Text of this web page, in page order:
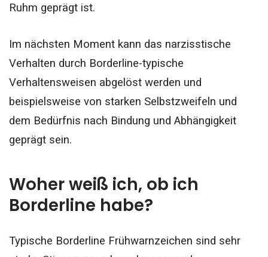
Ruhm geprägt ist.
Im nächsten Moment kann das narzisstische
Verhalten durch Borderline-typische
Verhaltensweisen abgelöst werden und
beispielsweise von starken Selbstzweifeln und
dem Bedürfnis nach Bindung und Abhängigkeit
geprägt sein.
Woher weiß ich, ob ich
Borderline habe?
Typische Borderline Frühwarnzeichen sind sehr